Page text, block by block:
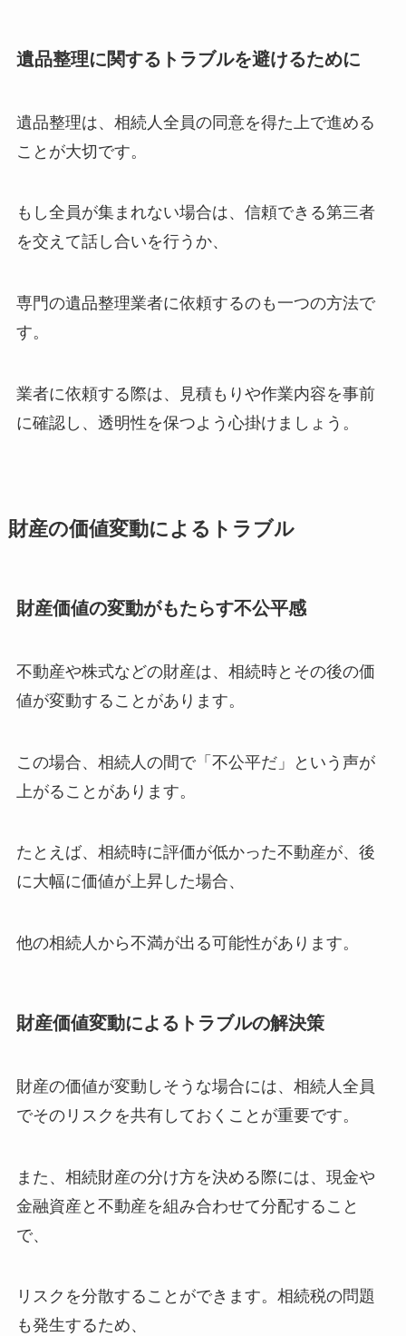
遺品整理に関するトラブルを避けるために
遺品整理は、相続人全員の同意を得た上で進める
ことが大切です。
もし全員が集まれない場合は、信頼できる第三者
を交えて話し合いを行うか、
専門の遺品整理業者に依頼するのも一つの方法で
す。
業者に依頼する際は、見積もりや作業内容を事前
に確認し、透明性を保つよう心掛けましょう。
財産の価値変動によるトラブル
財産価値の変動がもたらす不公平感
不動産や株式などの財産は、相続時とその後の価
値が変動することがあります。
この場合、相続人の間で「不公平だ」という声が
上がることがあります。
たとえば、相続時に評価が低かった不動産が、後
に大幅に価値が上昇した場合、
他の相続人から不満が出る可能性があります。
財産価値変動によるトラブルの解決策
財産の価値が変動しそうな場合には、相続人全員
でそのリスクを共有しておくことが重要です。
また、相続財産の分け方を決める際には、現金や
金融資産と不動産を組み合わせて分配すること
で、
リスクを分散することができます。相続税の問題
も発生するため、